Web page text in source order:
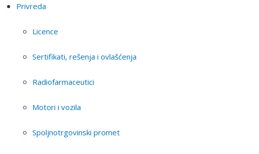
Privreda
Licence
Sertifikati, rešenja i ovlašćenja
Radiofarmaceutici
Motori i vozila
Spoljnotrgovinski promet